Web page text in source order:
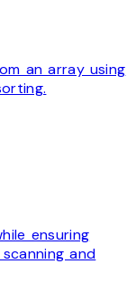
an array using
ensuring
and